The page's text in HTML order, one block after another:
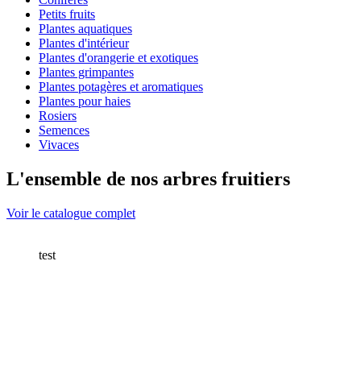
Petits fruits
Plantes aquatiques
Plantes d'intérieur
Plantes d'orangerie et exotiques
Plantes grimpantes
Plantes potagères et aromatiques
Plantes pour haies
Rosiers
Semences
Vivaces
L'ensemble de nos arbres fruitiers
Voir le catalogue complet
test